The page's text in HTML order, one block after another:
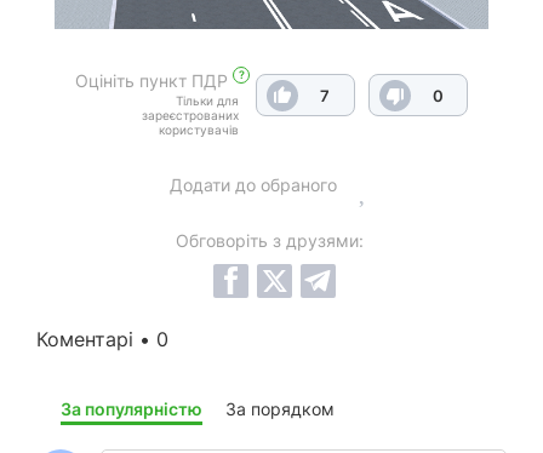
Оцініть пункт ПДР ?
Тільки для
зареєстрованих
користувачів
7 0
Додати до обраного
Обговоріть з друзями:
Коментарі • 0
За популярністю За порядком